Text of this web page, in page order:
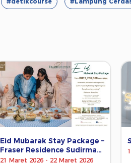
Eid Mubarak Stay Package –
Fraser Residence Sudirman
Jakarta
21 Maret 2026 - 22 Maret 2026